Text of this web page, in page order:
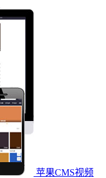
苹果CMS视频